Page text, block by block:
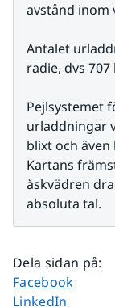
avstånd inom
Antalet
radie, dvs 707
Pejlsystemet
urladdningar
blixt och
Kartans
åskvädren
absoluta tal.
Dela sidan på:
Dela sidan på
Facebook
Dela sidan på
LinkedIn